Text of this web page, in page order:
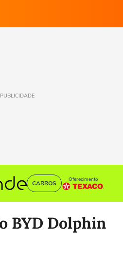
PUBLICIDADE
CARROS
Oferecimento
BYD Dolphin